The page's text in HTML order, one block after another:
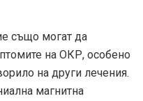
също могат да
на ОКР, особено
на други лечения.
магнитна